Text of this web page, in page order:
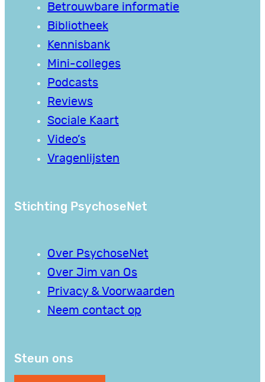
Betrouwbare informatie
Bibliotheek
Kennisbank
Mini-colleges
Podcasts
Reviews
Sociale Kaart
Video’s
Vragenlijsten
Stichting PsychoseNet
Over PsychoseNet
Over Jim van Os
Privacy & Voorwaarden
Neem contact op
Steun ons